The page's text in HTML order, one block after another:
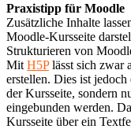
Praxistipp für Moodle
Zusätzliche Inhalte
Moodle-Kursseite
Strukturieren von
Mit H5Plässt sich zwar
erstellen. Dies ist
der Kursseite, sondern
eingebunden werden.
Kursseite über ein